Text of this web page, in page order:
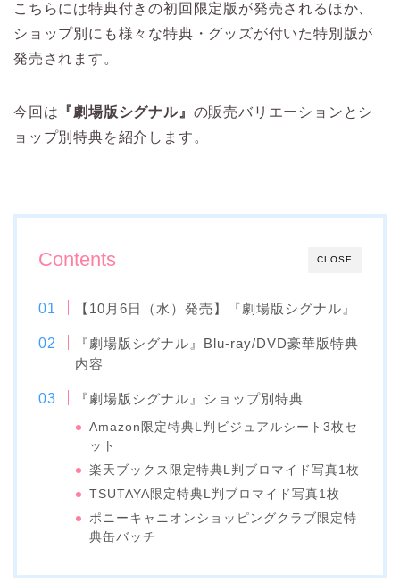
こちらには特典付きの初回限定版が発売されるほか、
ショップ別にも様々な特典・グッズが付いた特別版が
発売されます。
今回は 『劇場版シグナル』 の販売バリエーションとシ
ョップ別特典を紹介します。
CLOSE
Contents
【10月6日（水）発売】『劇場版シグナル』
『劇場版シグナル』Blu-ray/DVD豪華版特典
内容
『劇場版シグナル』ショップ別特典
Amazon限定特典L判ビジュアルシート3枚セ
ット
楽天ブックス限定特典L判ブロマイド写真1枚
TSUTAYA限定特典L判ブロマイド写真1枚
ポニーキャニオンショッピングクラブ限定特
典缶バッチ